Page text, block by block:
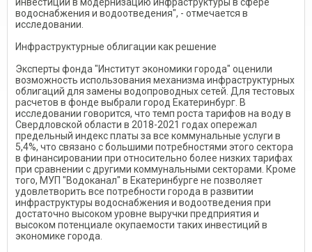
водоснабжения и водоотведения", - отмечается в
исследовании.
Инфраструктурные облигации как решение
Эксперты фонда "Институт экономики города" оценили
возможность использования механизма инфраструктурных
облигаций для замены водопроводных сетей. Для тестовых
расчетов в фонде выбрали город Екатеринбург. В
исследовании говорится, что темп роста тарифов на воду в
Свердловской области в 2018-2021 годах опережал
предельный индекс платы за все коммунальные услуги в
5,4%, что связано с большими потребностями этого сектора
в финансировании при относительно более низких тарифах
при сравнении с другими коммунальными секторами. Кроме
того, МУП "Водоканал" в Екатеринбурге не позволяет
удовлетворить все потребности города в развитии
инфраструктуры водоснабжения и водоотведения при
достаточно высоком уровне выручки предприятия и
высоком потенциале окупаемости таких инвестиций в
экономике города.